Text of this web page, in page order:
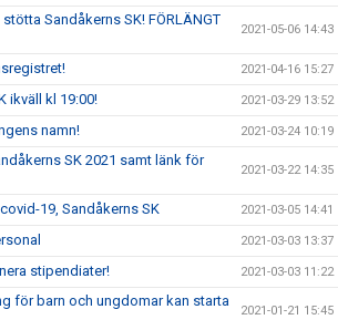
Sandåkerns SK! FÖRLÄNGT
2021-05-06 14:43
2021-04-16 15:27
ikväll kl 19:00! 2021-03-29 13:52
namn! 2021-03-24 10:19
SK 2021 samt länk för
2021-03-22 14:35
19, Sandåkerns SK 2021-03-05 14:41
2021-03-03 13:37
stipendiater! 2021-03-03 11:22
för barn och ungdomar kan starta
2021-01-21 15:45